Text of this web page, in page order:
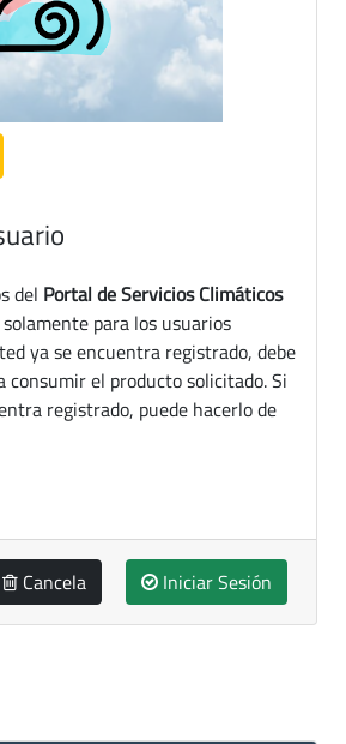
del Portal de Servicios Climáticos
para los usuarios
ya se encuentra registrado, debe
consumir el producto solicitado. Si
registrado, puede hacerlo de
Cancela Iniciar Sesión